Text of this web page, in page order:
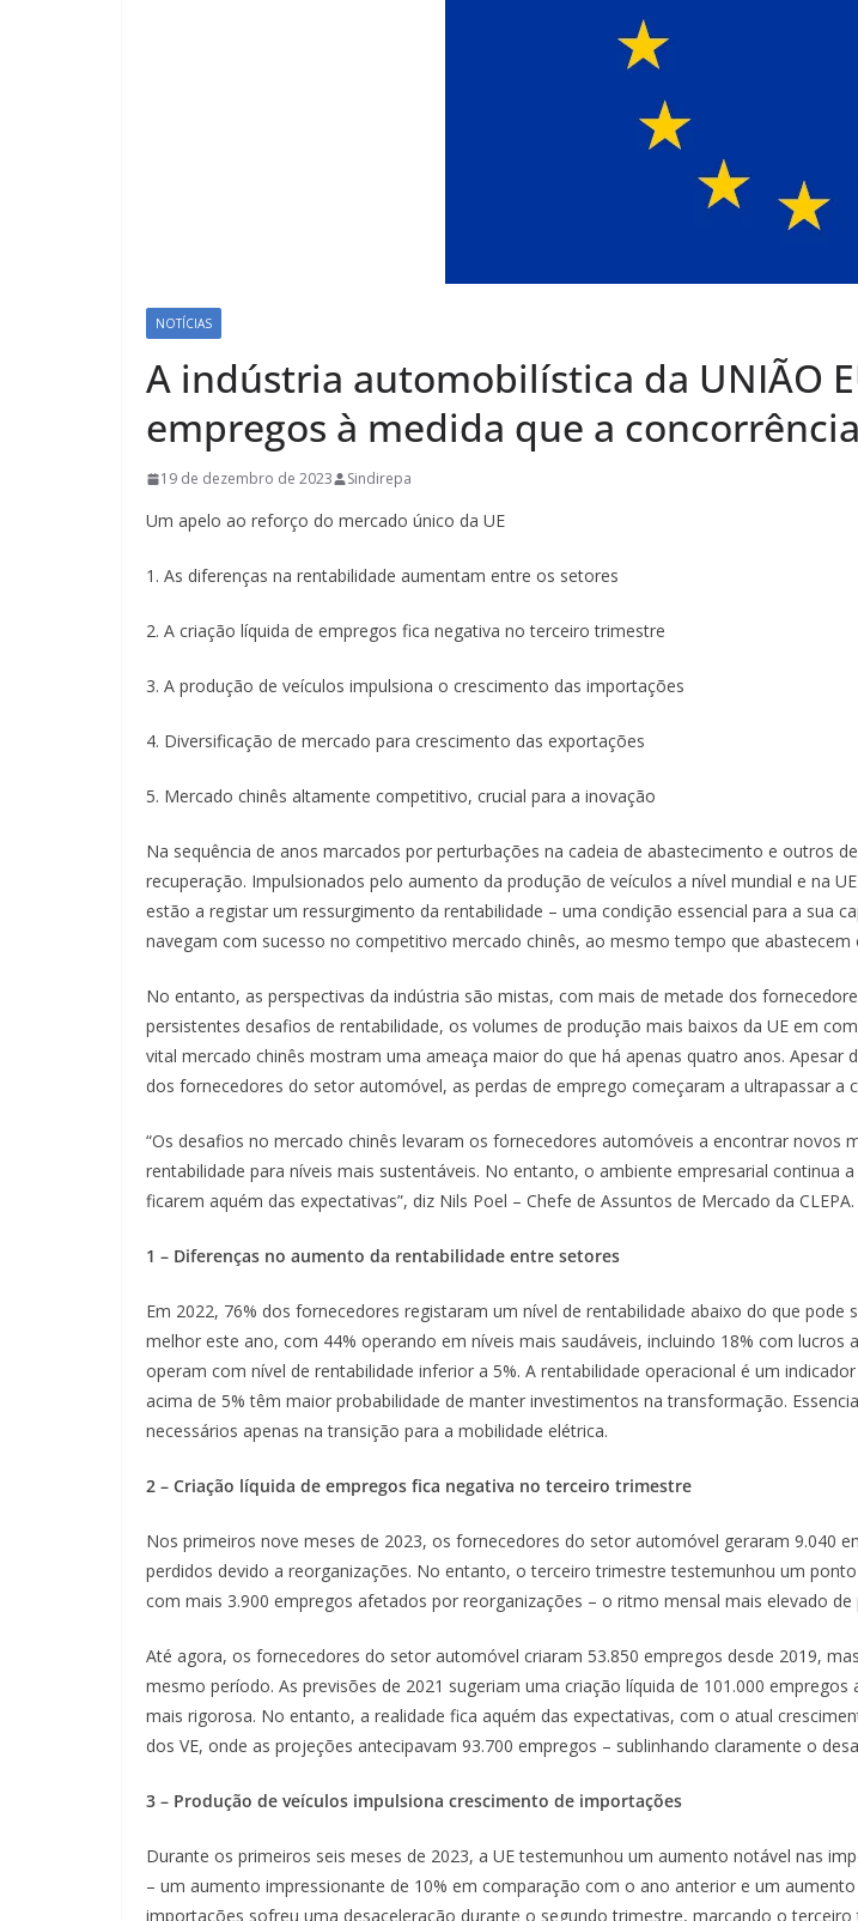
NOTÍCIAS
A indústria automobilística da UNIÃO
empregos à medida que a
19 de dezembro de 2023 Sindirepa
Um apelo ao reforço do mercado único da UE
1. As diferenças na rentabilidade aumentam entre os setores
2. A criação líquida de empregos fica negativa no terceiro trimestre
3. A produção de veículos impulsiona o crescimento das importações
4. Diversificação de mercado para crescimento das exportações
5. Mercado chinês altamente competitivo, crucial para a inovação
Na sequência de anos marcados por perturbações na cadeia de abastecimento e outros
recuperação. Impulsionados pelo aumento da produção de veículos a nível mundial e na
estão a registar um ressurgimento da rentabilidade – uma condição essencial para a sua
navegam com sucesso no competitivo mercado chinês, ao mesmo tempo que abastecem
No entanto, as perspectivas da indústria são mistas, com mais de metade dos
persistentes desafios de rentabilidade, os volumes de produção mais baixos da UE em
vital mercado chinês mostram uma ameaça maior do que há apenas quatro anos.
dos fornecedores do setor automóvel, as perdas de emprego começaram a ultrapassar a
“Os desafios no mercado chinês levaram os fornecedores automóveis a encontrar
rentabilidade para níveis mais sustentáveis. No entanto, o ambiente empresarial
ficarem aquém das expectativas”, diz Nils Poel – Chefe de Assuntos de Mercado da CLEPA.
1 – Diferenças no aumento da rentabilidade entre setores
Em 2022, 76% dos fornecedores registaram um nível de rentabilidade abaixo do que
melhor este ano, com 44% operando em níveis mais saudáveis, incluindo 18% com
operam com nível de rentabilidade inferior a 5%. A rentabilidade operacional é um
acima de 5% têm maior probabilidade de manter investimentos na transformação.
necessários apenas na transição para a mobilidade elétrica.
2 – Criação líquida de empregos fica negativa no terceiro trimestre
Nos primeiros nove meses de 2023, os fornecedores do setor automóvel geraram 9.040
perdidos devido a reorganizações. No entanto, o terceiro trimestre testemunhou um
com mais 3.900 empregos afetados por reorganizações – o ritmo mensal mais elevado de
Até agora, os fornecedores do setor automóvel criaram 53.850 empregos desde 2019,
mesmo período. As previsões de 2021 sugeriam uma criação líquida de 101.000
mais rigorosa. No entanto, a realidade fica aquém das expectativas, com o atual
dos VE, onde as projeções antecipavam 93.700 empregos – sublinhando claramente o
3 – Produção de veículos impulsiona crescimento de importações
Durante os primeiros seis meses de 2023, a UE testemunhou um aumento notável nas
– um aumento impressionante de 10% em comparação com o ano anterior e um
importações sofreu uma desaceleração durante o segundo trimestre, marcando o